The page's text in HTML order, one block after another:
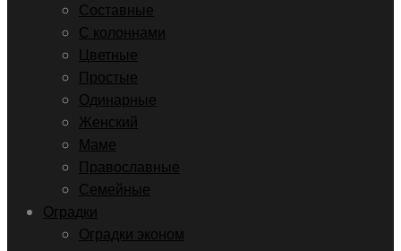
Составные
С колоннами
Цветные
Простые
Одинарные
Женский
Маме
Православные
Семейные
Оградки
Оградки эконом